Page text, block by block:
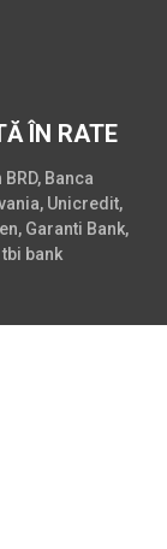
ÎN RATE
BRD, Banca
Unicredit,
Garanti Bank,
tbi bank